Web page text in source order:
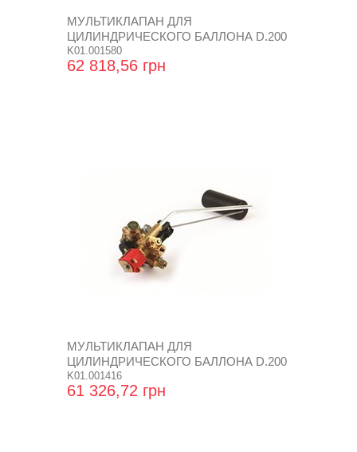
МУЛЬТИКЛАПАН ДЛЯ
ЦИЛИНДРИЧЕСКОГО БАЛЛОНА D.200
SUPER
K01.001580
62 818,56 грн
МУЛЬТИКЛАПАН ДЛЯ
ЦИЛИНДРИЧЕСКОГО БАЛЛОНА D.200
K01.001416
61 326,72 грн